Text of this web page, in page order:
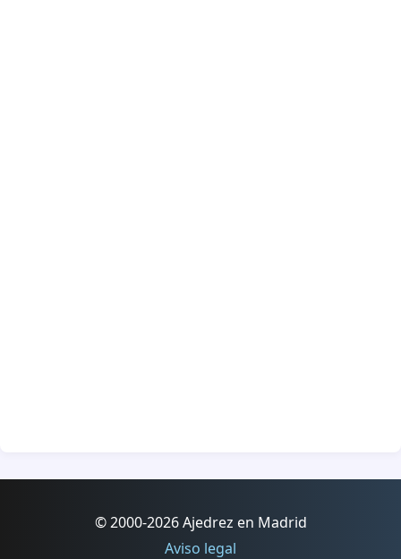
© 2000-2026 Ajedrez en Madrid
Aviso legal